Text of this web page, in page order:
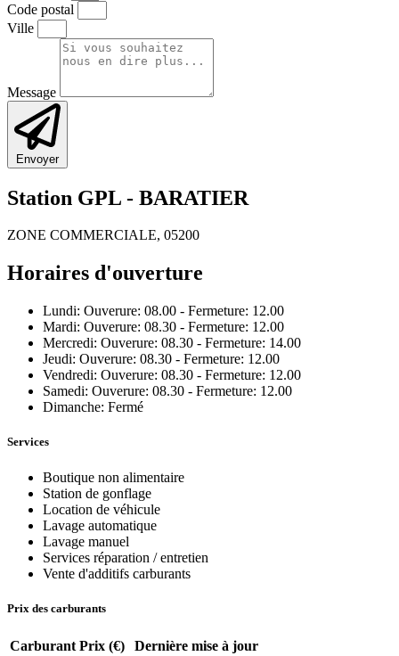
Code postal
Ville
Message
Envoyer
Station GPL - BARATIER
ZONE COMMERCIALE, 05200
Horaires d'ouverture
Lundi: Ouverure: 08.00 - Fermeture: 12.00
Mardi: Ouverure: 08.30 - Fermeture: 12.00
Mercredi: Ouverure: 08.30 - Fermeture: 14.00
Jeudi: Ouverure: 08.30 - Fermeture: 12.00
Vendredi: Ouverure: 08.30 - Fermeture: 12.00
Samedi: Ouverure: 08.30 - Fermeture: 12.00
Dimanche: Fermé
Services
Boutique non alimentaire
Station de gonflage
Location de véhicule
Lavage automatique
Lavage manuel
Services réparation / entretien
Vente d'additifs carburants
Prix des carburants
Carburant Prix (€) Dernière mise à jour